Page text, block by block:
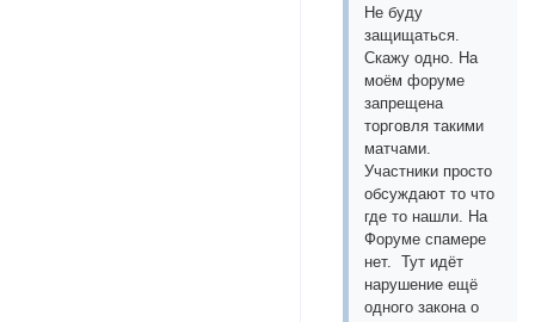
Не буду
защищаться.
Скажу одно. На
моём форуме
запрещена
торговля такими
матчами.
Участники просто
обсуждают то что
где то нашли. На
Форуме спамере
нет. Тут идёт
нарушение ещё
одного закона о